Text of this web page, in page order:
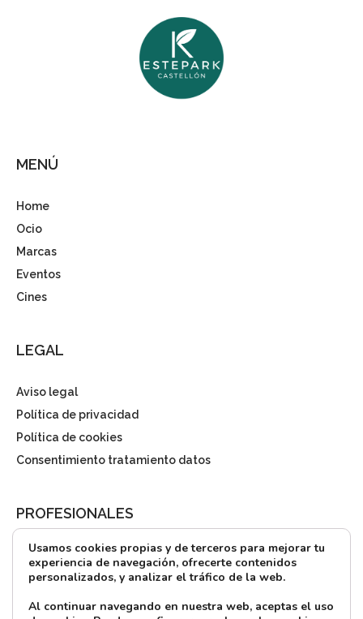
MENÚ
Home
Ocio
Marcas
Eventos
Cines
LEGAL
Aviso legal
Política de privacidad
Política de cookies
Consentimiento tratamiento datos
PROFESIONALES
¿Quieres alquilar?
Prensa
Directorio
Usamos cookies propias y de terceros para mejorar tu
experiencia de navegación, ofrecerte contenidos
personalizados, y analizar el tráfico de la web.
Al continuar navegando en nuestra web, aceptas el uso